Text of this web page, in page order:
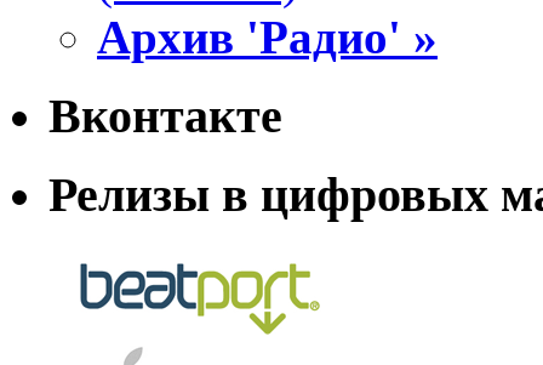
Архив 'Радио' »
Вконтакте
Релизы в цифровых